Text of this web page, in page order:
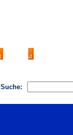
Suche: